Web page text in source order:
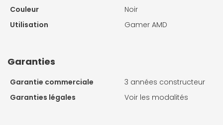
Couleur
Noir
Utilisation
Gamer AMD
Garanties
Garantie commerciale
3 années constructeur
Garanties légales
Voir les modalités